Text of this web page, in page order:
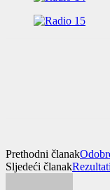
Prethodni članak
Sljedeći članak